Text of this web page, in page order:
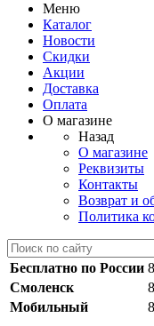
Меню
Каталог
Новости
Скидки
Акции
Доставка
Оплата
О магазине
Назад
О магазине
Реквизиты
Контакты
Возврат и
Политика
Бесплатно по России
Смоленск
Мобильный